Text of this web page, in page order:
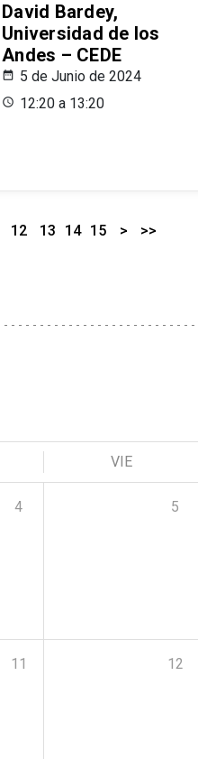
David Bardey,
Universidad de los
Andes – CEDE
5 de Junio de 2024
12:20 a 13:20
12 13 14 15 > >>
VIE
4 5
11 12